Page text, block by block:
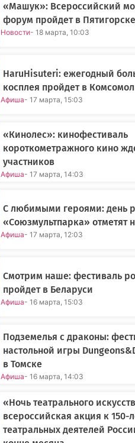
«Машук»: Всероссийский
форум пройдет в Пятигорске
Новости- 18 марта, 10:03
HaruHisuteri: ежегодный
косплея пройдет в
Афиша- 17 марта, 15:03
«Кинолес»: кинофестиваль
короткометражного кино
участников
Афиша- 17 марта, 14:03
С любимыми героями: день
«Союзмультпарка» отметят
Афиша- 17 марта, 12:03
Смотрим наше: фестиваль
пройдет в Беларуси
Афиша- 16 марта, 15:03
Подземелья с драконы:
настольной игры
в Томске
Афиша- 16 марта, 14:03
«Ночь театрального
всероссийская акция к 150-
театральных деятелей